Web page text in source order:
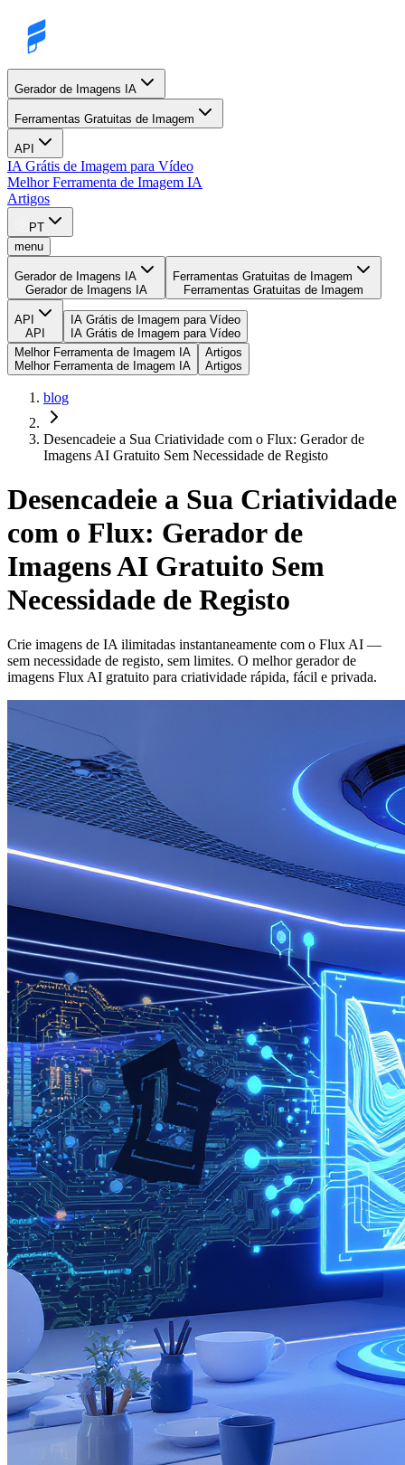
Gerador de Imagens IA
Ferramentas Gratuitas de Imagem
API
IA Grátis de Imagem para Vídeo
Melhor Ferramenta de Imagem IA
Artigos
PT
menu
Gerador de Imagens IA
Gerador de Imagens IA
Ferramentas Gratuitas de Imagem
Ferramentas Gratuitas de Imagem
API
API
IA Grátis de Imagem para Vídeo
IA Grátis de Imagem para Vídeo
Melhor Ferramenta de Imagem IA
Melhor Ferramenta de Imagem IA
Artigos
Artigos
blog
Desencadeie a Sua Criatividade com o Flux: Gerador de
Imagens AI Gratuito Sem Necessidade de Registo
Desencadeie a Sua Criatividade
com o Flux: Gerador de
Imagens AI Gratuito Sem
Necessidade de Registo
Crie imagens de IA ilimitadas instantaneamente com o Flux AI —
sem necessidade de registo, sem limites. O melhor gerador de
imagens Flux AI gratuito para criatividade rápida, fácil e privada.